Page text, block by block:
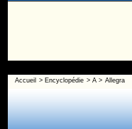
Accueil > Encyclopédie >A > Allegra